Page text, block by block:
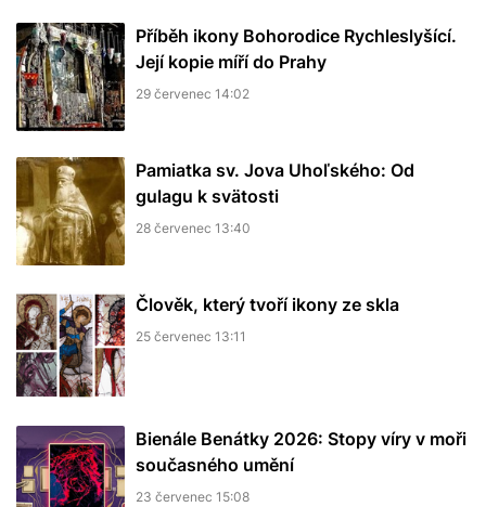
Příběh ikony Bohorodice Rychleslyšící.
Její kopie míří do Prahy
29 červenec 14:02
Pamiatka sv. Jova Uhoľského: Od
gulagu k svätosti
28 červenec 13:40
Člověk, který tvoří ikony ze skla
25 červenec 13:11
Bienále Benátky 2026: Stopy víry v moři
současného umění
23 červenec 15:08